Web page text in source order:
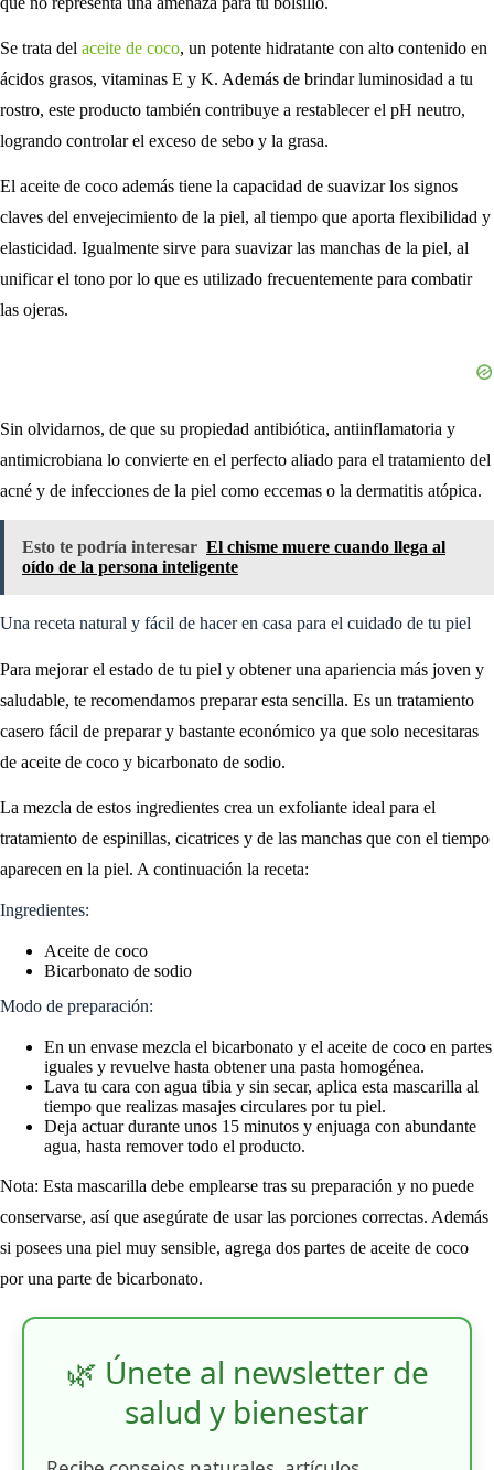
Se trata del aceite de coco, un potente hidratante con alto contenido en
ácidos grasos, vitaminas E y K. Además de brindar luminosidad a tu
rostro, este producto también contribuye a restablecer el pH neutro,
logrando controlar el exceso de sebo y la grasa.
El aceite de coco además tiene la capacidad de suavizar los signos
claves del envejecimiento de la piel, al tiempo que aporta flexibilidad y
elasticidad. Igualmente sirve para suavizar las manchas de la piel, al
unificar el tono por lo que es utilizado frecuentemente para combatir
las ojeras.
Sin olvidarnos, de que su propiedad antibiótica, antiinflamatoria y
antimicrobiana lo convierte en el perfecto aliado para el tratamiento del
acné y de infecciones de la piel como eccemas o la dermatitis atópica.
Esto te podría interesar El chisme muere cuando llega al
oído de la persona inteligente
Una receta natural y fácil de hacer en casa para el cuidado de tu piel
Para mejorar el estado de tu piel y obtener una apariencia más joven y
saludable, te recomendamos preparar esta sencilla. Es un tratamiento
casero fácil de preparar y bastante económico ya que solo necesitaras
de aceite de coco y bicarbonato de sodio.
La mezcla de estos ingredientes crea un exfoliante ideal para el
tratamiento de espinillas, cicatrices y de las manchas que con el tiempo
aparecen en la piel. A continuación la receta:
Ingredientes:
Aceite de coco
Bicarbonato de sodio
Modo de preparación:
En un envase mezcla el bicarbonato y el aceite de coco en partes
iguales y revuelve hasta obtener una pasta homogénea.
Lava tu cara con agua tibia y sin secar, aplica esta mascarilla al
tiempo que realizas masajes circulares por tu piel.
Deja actuar durante unos 15 minutos y enjuaga con abundante
agua, hasta remover todo el producto.
Nota: Esta mascarilla debe emplearse tras su preparación y no puede
conservarse, así que asegúrate de usar las porciones correctas. Además
si posees una piel muy sensible, agrega dos partes de aceite de coco
por una parte de bicarbonato.
🌿 Únete al newsletter de
salud y bienestar